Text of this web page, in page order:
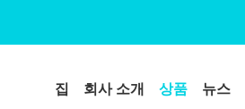
집 회사 소개 상품 뉴스